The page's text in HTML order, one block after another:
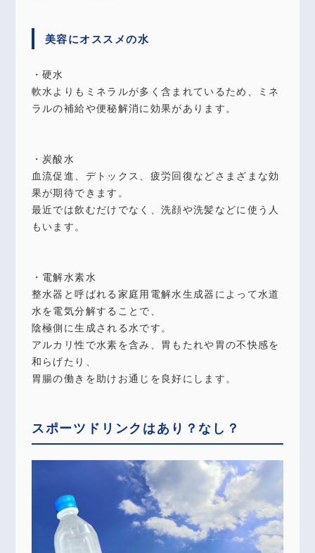
美容にオススメの水
・硬水
軟水よりもミネラルが多く含まれているため、ミネ
ラルの補給や便秘解消に効果があります。
・炭酸水
血流促進、デトックス、疲労回復などさまざまな効
果が期待できます。
最近では飲むだけでなく、洗顔や洗髪などに使う人
もいます。
・電解水素水
整水器と呼ばれる家庭用電解水生成器によって水道
水を電気分解することで、
陰極側に生成される水です。
アルカリ性で水素を含み、胃もたれや胃の不快感を
和らげたり、
胃腸の働きを助けお通じを良好にします。
スポーツドリンクはあり？なし？